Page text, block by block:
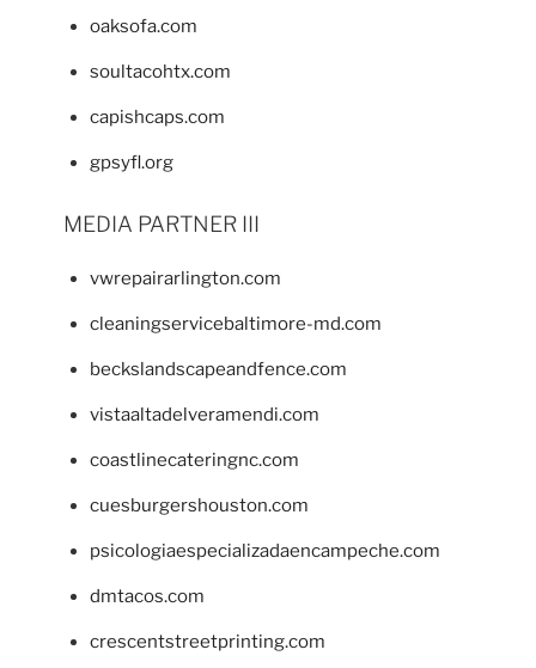
oaksofa.com
soultacohtx.com
capishcaps.com
gpsyfl.org
MEDIA PARTNER III
vwrepairarlington.com
cleaningservicebaltimore-md.com
beckslandscapeandfence.com
vistaaltadelveramendi.com
coastlinecateringnc.com
cuesburgershouston.com
psicologiaespecializadaencampeche.com
dmtacos.com
crescentstreetprinting.com